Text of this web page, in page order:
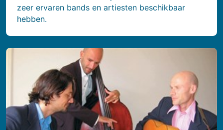
zeer ervaren bands en artiesten beschikbaar
hebben.